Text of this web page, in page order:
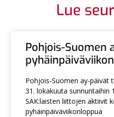
Lue
Pohjois-Suomen
Pohjois-Suomen ay-päivät
31. lokakuuta sunnuntaihin
SAK:laisten liittojen aktiivit
pyhäinpäiväviikonloppua